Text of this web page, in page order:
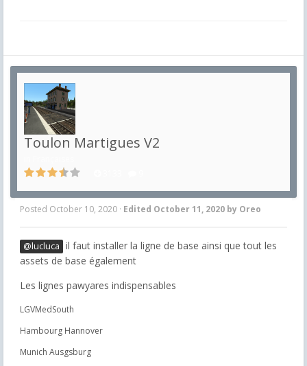
Toulon Martigues V2
Posted October 10, 2020 · Edited October 11, 2020 by Oreo
@lucluca il faut installer la ligne de base ainsi que tout les
assets de base également
Les lignes pawyares indispensables
LGVMedSouth
Hambourg Hannover
Munich Ausgsburg